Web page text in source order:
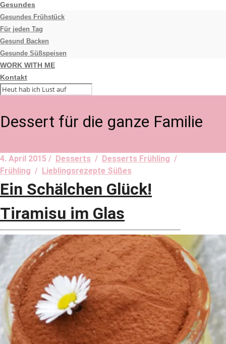
Gesundes
Gesundes Frühstück
Für jeden Tag
Gesund Backen
Gesunde Süßspeisen
WORK WITH ME
Kontakt
Dessert für die ganze Familie
4. April 2015 / Desserts / Desserts Frühling /
Frühling / Lieblingsrezepte Süßes
Ein Schälchen Glück!
Tiramisu im Glas